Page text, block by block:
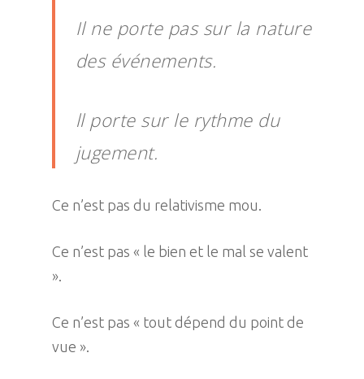
Il ne porte pas sur la nature
des événements.
ll porte sur le rythme du
jugement.
Ce n’est pas du relativisme mou.
Ce n’est pas « le bien et le mal se valent
».
Ce n’est pas « tout dépend du point de
vue ».